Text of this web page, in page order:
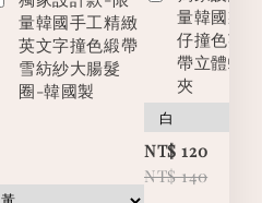
量韓國手工精緻
英文字撞色緞帶
雪紡紗大腸髮
圈-韓國製
量韓國製
仔撞色英
帶立體蝴
夾
NT$ 120
NT$ 140